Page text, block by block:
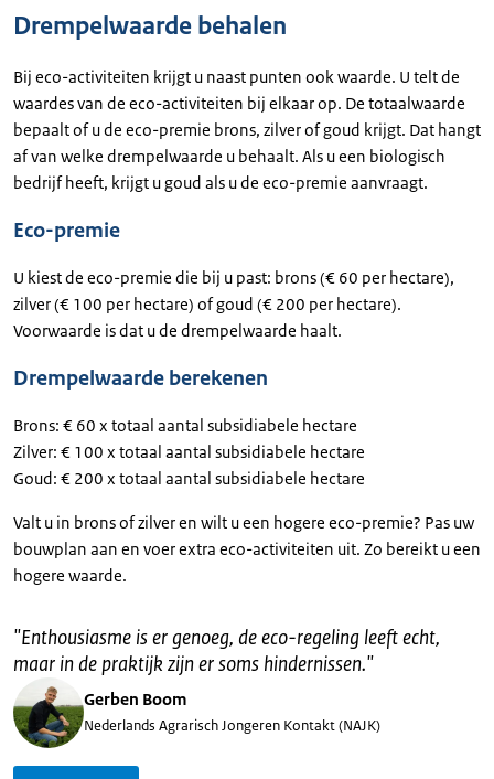
Drempelwaarde behalen
Bij eco-activiteiten krijgt u naast punten ook waarde. U telt de
waardes van de eco-activiteiten bij elkaar op. De totaalwaarde
bepaalt of u de eco-premie brons, zilver of goud krijgt. Dat hangt
af van welke drempelwaarde u behaalt. Als u een biologisch
bedrijf heeft, krijgt u goud als u de eco-premie aanvraagt.
Eco-premie
U kiest de eco-premie die bij u past: brons (€ 60 per hectare),
zilver (€ 100 per hectare) of goud (€ 200 per hectare).
Voorwaarde is dat u de drempelwaarde haalt.
Drempelwaarde berekenen
Brons: € 60 x totaal aantal subsidiabele hectare
Zilver: € 100 x totaal aantal subsidiabele hectare
Goud: € 200 x totaal aantal subsidiabele hectare
Valt u in brons of zilver en wilt u een hogere eco-premie? Pas uw
bouwplan aan en voer extra eco-activiteiten uit. Zo bereikt u een
hogere waarde.
"Enthousiasme is er genoeg, de eco-regeling leeft echt,
maar in de praktijk zijn er soms hindernissen."
Gerben Boom
Nederlands Agrarisch Jongeren Kontakt (NAJK)